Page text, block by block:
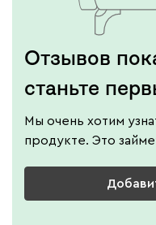
Отзывов
станьте
Мы очень хотим
продукте. Это